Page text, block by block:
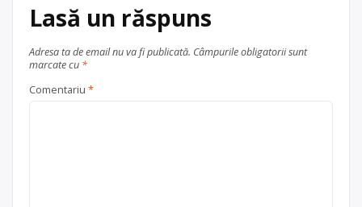
Lasă un răspuns
Adresa ta de email nu va fi publicată. Câmpurile obligatorii sunt
marcate cu *
Comentariu *